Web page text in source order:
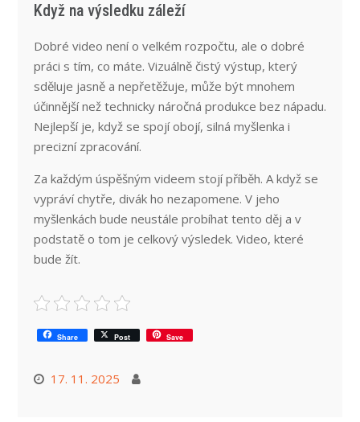
Když na výsledku záleží
Dobré video není o velkém rozpočtu, ale o dobré
práci s tím, co máte. Vizuálně čistý výstup, který
sděluje jasně a nepřetěžuje, může být mnohem
účinnější než technicky náročná produkce bez nápadu.
Nejlepší je, když se spojí obojí, silná myšlenka i
precizní zpracování.
Za každým úspěšným videem stojí příběh. A když se
vypráví chytře, divák ho nezapomene. V jeho
myšlenkách bude neustále probíhat tento děj a v
podstatě o tom je celkový výsledek. Video, které
bude žít.
Share Post Save
17. 11. 2025